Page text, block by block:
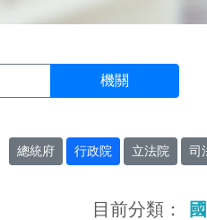
機關
總統府 行政院 立法院 司
目前分類：